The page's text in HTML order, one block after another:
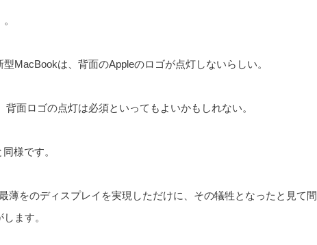
MacBookは、背面のAppleのロゴが点灯しないらしい。
背面ロゴの点灯は必須といってもよいかもしれない。
様です。
薄をのディスプレイを実現しただけに、その犠牲となったと見て間
ます。